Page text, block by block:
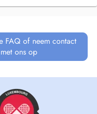
FAQ of neem contact
met ons op